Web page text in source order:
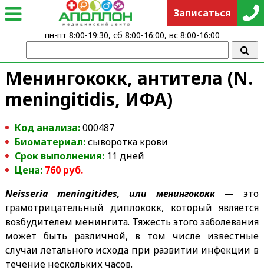
Менингококк, антитела (N.
meningitidis, ИФА)
Код анализа:000487
Биоматериал:сыворотка крови
Срок выполнения: 11 дней
Цена: 760руб.
Neisseria meningitides, или менингококк— это
грамотрицательный диплококк, который является
возбудителем менингита. Тяжесть этого заболевания
может быть различной, в том числе известные
случаи летального исхода при развитии инфекции в
течение нескольких часов.
Записаться
пн-пт 8:00-19:30, сб 8:00-16:00, вс 8:00-16:00